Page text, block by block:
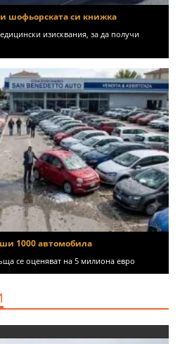
шофьорската си книжка
изисквания, за да получи
1000 автомобила
се оценяват на 5 милиона евро